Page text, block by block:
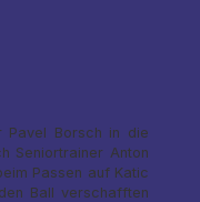
Pavel Borsch in die
Seniortrainer Anton
Passen auf Katic
Ball verschafften